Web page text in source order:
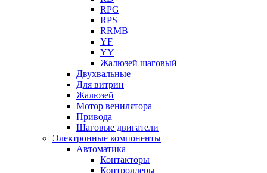
RPG
RPS
RRMB
YF
YY
Жалюзей шаговый
Двухвальные
Для витрин
Жалюзей
Мотор венилятора
Привода
Шаговые двигатели
Электронные компоненты
Автоматика
Контакторы
Контроллеры